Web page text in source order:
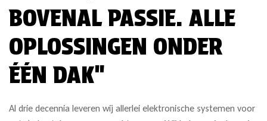
BOVENAL PASSIE. ALLE
OPLOSSINGEN ONDER
ÉÉN DAK"
Al drie decennia leveren wij allerlei elektronische systemen voor